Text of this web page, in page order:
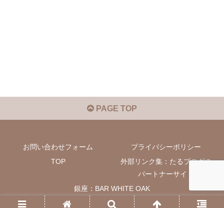
PAGE TOP
お問い合わせフォーム
プライバシーポリシー
TOP
外部リンク集：たるブログの
パートナーサイト
銀座：BAR WHITE OAK
© 2020-2026 たるブログ.